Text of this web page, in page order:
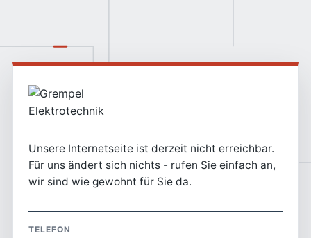
Unsere Internetseite ist derzeit nicht erreichbar.
Für uns ändert sich nichts - rufen Sie einfach an,
wir sind wie gewohnt für Sie da.
TELEFON